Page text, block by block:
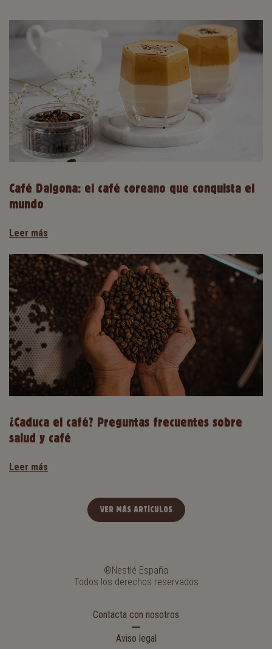
Café Dalgona: el café coreano que conquista el
mundo
Leer más
¿Caduca el café? Preguntas frecuentes sobre
salud y café
Leer más
VER MÁS ARTÍCULOS
®Nestlé España
Todos los derechos reservados
Contacta con nosotros
Aviso legal